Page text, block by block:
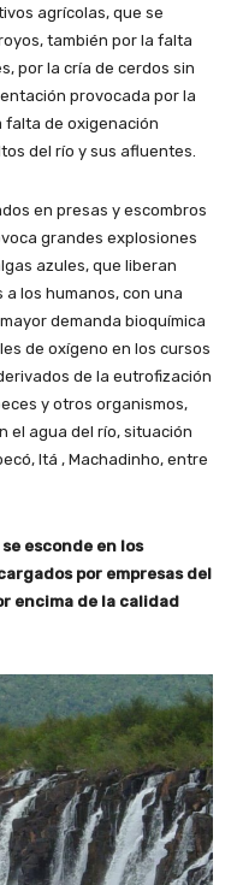
agrícolas, que se
también por la falta
por la cría de cerdos sin
provocada por la
falta de oxigenación
del río y sus afluentes.
en presas y escombros
grandes explosiones
azules, que liberan
los humanos, con una
demanda bioquímica
de oxígeno en los cursos
de la eutrofización
y otros organismos,
el agua del río, situación
Itá , Machadinho, entre
esconde en los
por empresas del
encima de la calidad